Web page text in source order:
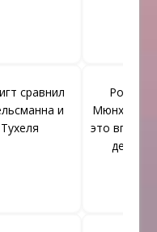
сравнил
и
Тухеля
Мюнхене
это